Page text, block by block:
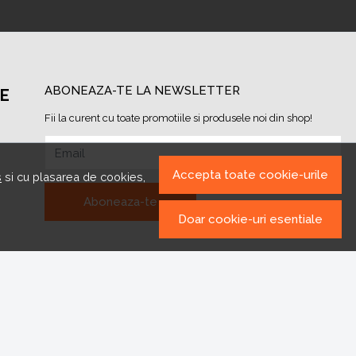
si cu plasarea de cookies, Accepta toate cookie-urile
Doar cookie-uri esentiale
ABONEAZA-TE LA NEWSLETTER
Fii la curent cu toate promotiile si produsele noi din shop!
Email
Aboneaza-te